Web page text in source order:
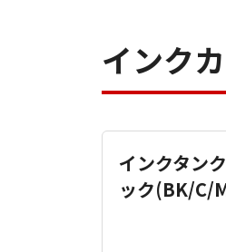
インク
インクタン
ック(BK/